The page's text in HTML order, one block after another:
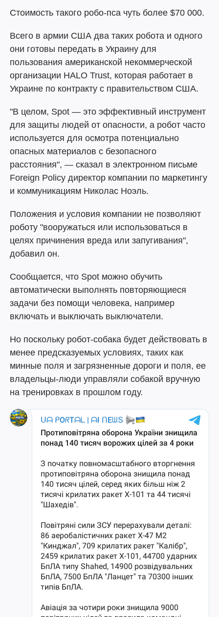
Стоимость такого робо-пса чуть более $70 000.
Всего в армии США два таких робота и одного
они готовы передать в Украину для
пользования американской некоммерческой
организации HALO Trust, которая работает в
Украине по контракту с правительством США.
"В целом, Spot — это эффективный инструмент
для защиты людей от опасности, а робот часто
используется для осмотра потенциально
опасных материалов с безопасного
расстояния", — сказал в электронном письме
Foreign Policy директор компании по маркетингу
и коммуникациям Николас Ноэль.
Положения и условия компании не позволяют
роботу "вооружаться или использоваться в
целях причинения вреда или запугивания",
добавил он.
Сообщается, что Spot можно обучить
автоматически выполнять повторяющиеся
задачи без помощи человека, например
включать и выключать выключатели.
Но поскольку робот-собака будет действовать в
менее предсказуемых условиях, таких как
минные поля и загрязненные дороги и поля, ее
владельцы-люди управляли собакой вручную
на тренировках в прошлом году.